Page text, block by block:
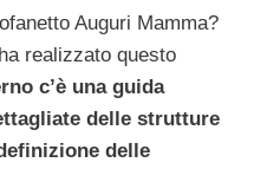
Auguri Mamma?
realizzato questo
c’è una guida
delle strutture
delle